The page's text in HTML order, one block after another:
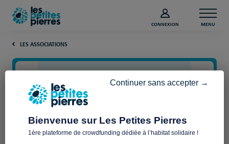
CONNEXION MENU
LES ASSOCIATIONS
Bienvenue sur Les Petites Pierres
1ère plateforme de crowdfunding dédiée à l’habitat solidaire !
Continuer sans accepter →